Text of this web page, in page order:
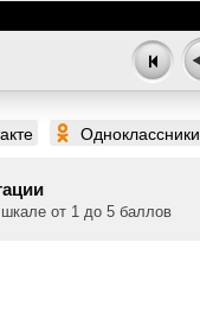
Одноклассники
от 1 до 5 баллов